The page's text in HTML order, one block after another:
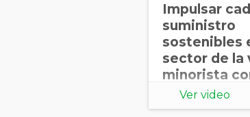
Impulsar
suministro
sostenibles
sector de la
minorista
Ver video